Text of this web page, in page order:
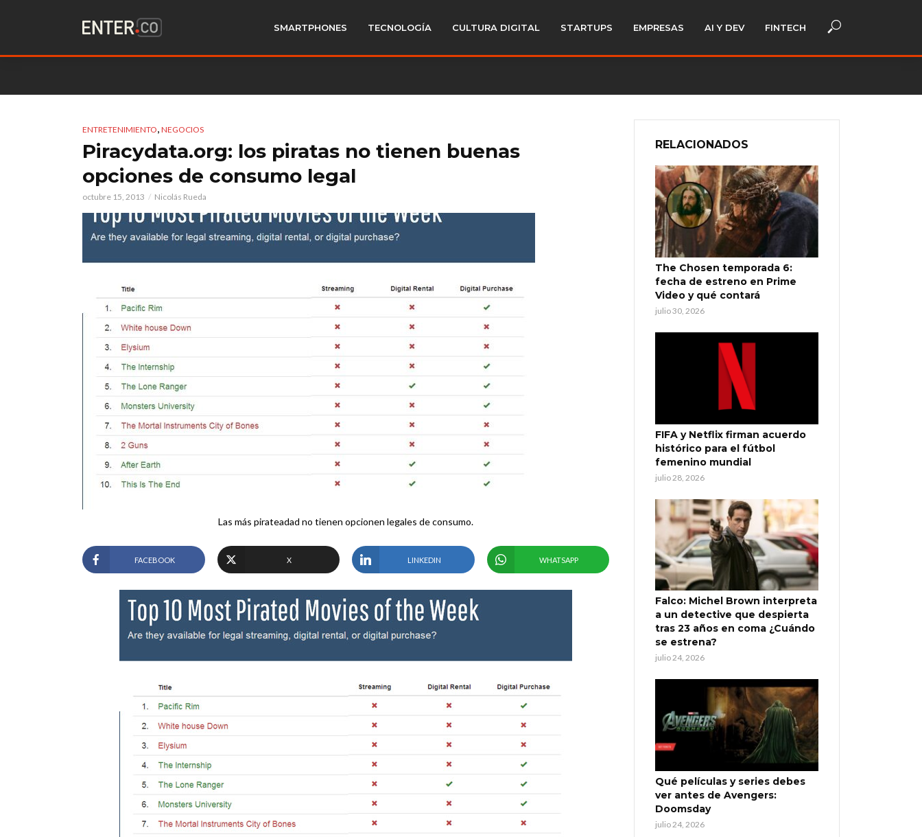
SMARTPHONES TECNOLOGÍA CULTURA DIGITAL STARTUPS EMPRESAS AI Y DEV FINTECH
ENTRETENIMIENTO, NEGOCIOS
Piracydata.org: los piratas no tienen buenas
opciones de consumo legal
octubre 15, 2013 Nicolás Rueda
Las más pirateadad no tienen opcionen legales de consumo.
FACEBOOK X LINKEDIN WHATSAPP
RELACIONADOS
The Chosen temporada 6:
fecha de estreno en Prime
Video y qué contará
julio 30, 2026
FIFA y Netflix firman acuerdo
histórico para el fútbol
femenino mundial
julio 28, 2026
Falco: Michel Brown interpreta
a un detective que despierta
tras 23 años en coma ¿Cuándo
se estrena?
julio 24, 2026
Qué películas y series debes
ver antes de Avengers:
Doomsday
julio 24, 2026